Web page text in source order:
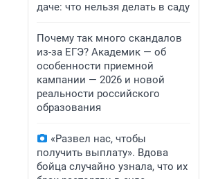
даче: что нельзя делать в саду
Почему так много скандалов
из-за ЕГЭ? Академик — об
особенности приемной
кампании — 2026 и новой
реальности российского
образования
«Развел нас, чтобы
получить выплату». Вдова
бойца случайно узнала, что их